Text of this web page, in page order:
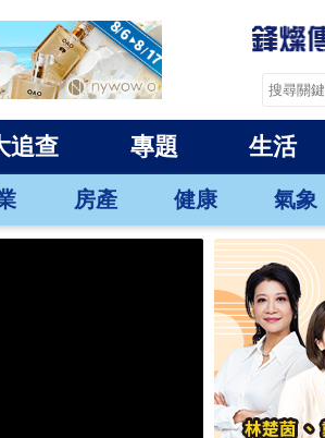
追查 專題 生活
房產 健康 氣象